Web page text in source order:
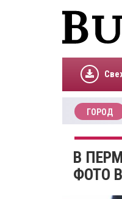
ГОРОД
​В
ФОТО